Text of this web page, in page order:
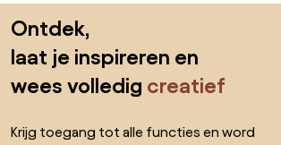
Ontdek,
laat je inspireren en
wees volledig creatief
Krijg toegang tot alle functies en word